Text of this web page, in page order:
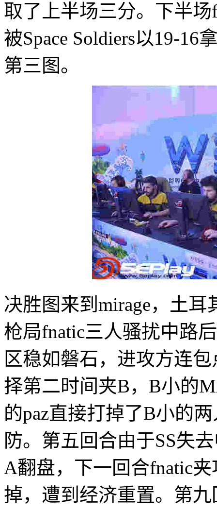
取了上半场三分。下半
被Space Soldiers以19-
第三图。
决胜图来到mirage，土
枪局fnatic三人骚扰中路
区稳如磐石，进攻方连
择第二时间夹B，B小的
的paz直接打掉了B小的
防。第五回合由于SS失
A翻盘，下一回合fnatic
掉，遭到经济重置。第